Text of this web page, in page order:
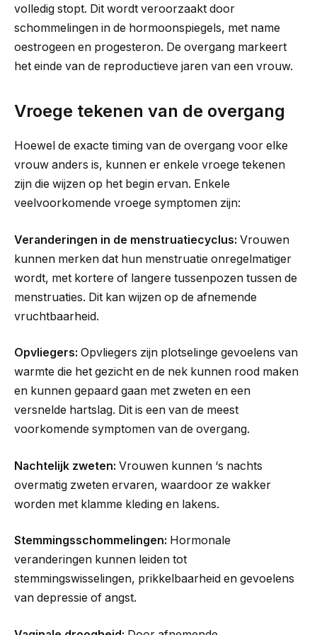
volledig stopt. Dit wordt veroorzaakt door
schommelingen in de hormoonspiegels, met name
oestrogeen en progesteron. De overgang markeert
het einde van de reproductieve jaren van een vrouw.
Vroege tekenen van de overgang
Hoewel de exacte timing van de overgang voor elke
vrouw anders is, kunnen er enkele vroege tekenen
zijn die wijzen op het begin ervan. Enkele
veelvoorkomende vroege symptomen zijn:
Veranderingen in de menstruatiecyclus: Vrouwen
kunnen merken dat hun menstruatie onregelmatiger
wordt, met kortere of langere tussenpozen tussen de
menstruaties. Dit kan wijzen op de afnemende
vruchtbaarheid.
Opvliegers: Opvliegers zijn plotselinge gevoelens van
warmte die het gezicht en de nek kunnen rood maken
en kunnen gepaard gaan met zweten en een
versnelde hartslag. Dit is een van de meest
voorkomende symptomen van de overgang.
Nachtelijk zweten: Vrouwen kunnen ‘s nachts
overmatig zweten ervaren, waardoor ze wakker
worden met klamme kleding en lakens.
Stemmingsschommelingen: Hormonale
veranderingen kunnen leiden tot
stemmingswisselingen, prikkelbaarheid en gevoelens
van depressie of angst.